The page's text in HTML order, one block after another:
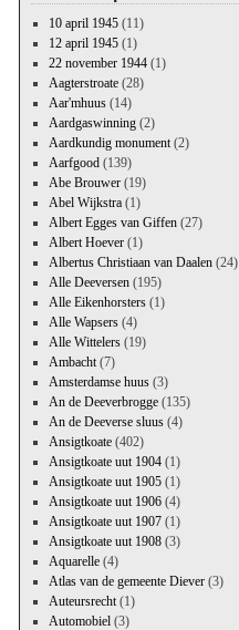
10 april 1945(11)
12 april 1945(1)
22 november 1944(1)
Aagterstroate(28)
Aar'mhuus(14)
Aardgaswinning(2)
Aardkundig monument(2)
Aarfgood(139)
Abe Brouwer(19)
Abel Wijkstra(1)
Albert Egges van Giffen(27)
Albert Hoever(1)
Albertus Christiaan van Daalen(24)
Alle Deeversen(195)
Alle Eikenhorsters(1)
Alle Wapsers(4)
Alle Wittelers(19)
Ambacht(7)
Amsterdamse huus(3)
An de Deeverbrogge(135)
An de Deeverse sluus(4)
Ansigtkoate(402)
Ansigtkoate uut 1904(1)
Ansigtkoate uut 1905(1)
Ansigtkoate uut 1906(4)
Ansigtkoate uut 1907(1)
Ansigtkoate uut 1908(3)
Aquarelle(4)
Atlas van de gemeente Diever(3)
Auteursrecht(1)
Automobiel(3)